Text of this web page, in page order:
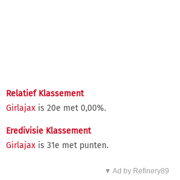
Relatief Klassement
Girlajax is 20e met 0,00%.
Eredivisie Klassement
Girlajax is 31e met punten.
▼ Ad by Refinery89